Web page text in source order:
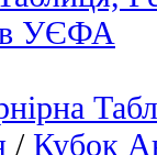
УЄФА
/ Кубок